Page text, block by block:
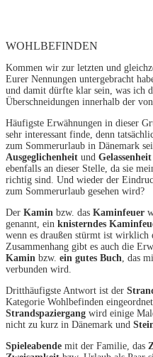
WOHLBEFINDEN
Kommen wir zur letzten und
Eurer Nennungen untergebracht
und damit dürfte klar sein, was ich
Überschneidungen innerhalb der
Häufigste Erwähnungen in dieser
sehr interessant finde, denn
zum Sommerurlaub in Dänemark
Ausgeglichenheit und Gelassenheit
ebenfalls an dieser Stelle, da sie
richtig sind. Und wieder der
zum Sommerurlaub gesehen wird?
Der Kamin bzw. das Kaminfeuer
genannt, ein knisterndes
wenn es draußen stürmt ist wirklich
Zusammenhang gibt es auch die
Kamin bzw. ein gutes Buch , das
verbunden wird.
Dritthäufigste Antwort ist der
Kategorie Wohlbefinden
Strandspaziergang wird einige
nicht zu kurz in Dänemark und
Spieleabende mit der Familie, das